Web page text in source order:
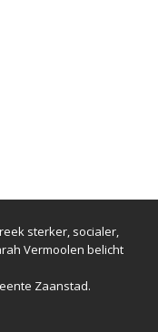
sterker, socialer,
Vermoolen belicht
Zaanstad.